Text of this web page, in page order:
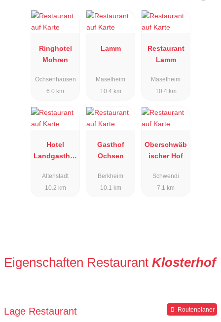
Ringhotel
Mohren
Ochsenhausen
6.0 km
Lamm
Maselheim
10.4 km
Restaurant
Lamm
Maselheim
10.4 km
Hotel
Landgasthof
Altenstadt
10.2 km
Gasthof
Ochsen
Berkheim
10.1 km
Oberschwäb
ischer Hof
Schwendi
7.1 km
Eigenschaften Restaurant Klosterhof
Lage Restaurant Routenplaner